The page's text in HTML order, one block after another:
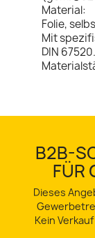
Material:
Folie,
Mit
DIN
B2B-
FÜR
Dieses
Kein